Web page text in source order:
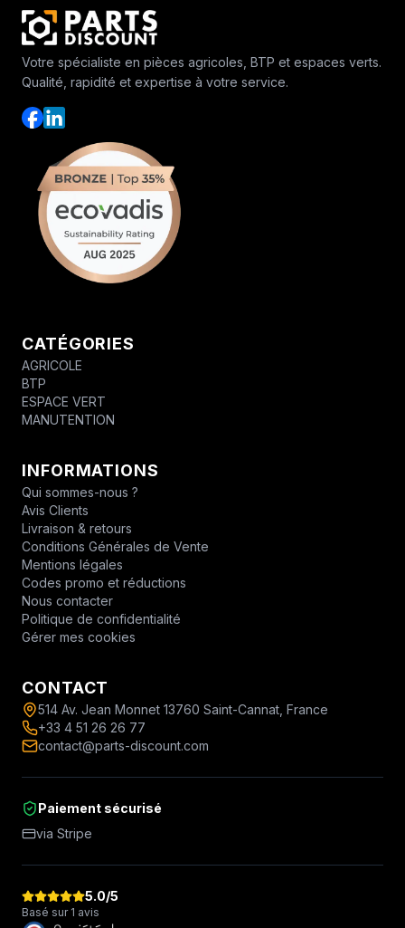
Votre spécialiste en pièces agricoles, BTP et espaces verts.
Qualité, rapidité et expertise à votre service.
CATÉGORIES
AGRICOLE
BTP
ESPACE VERT
MANUTENTION
INFORMATIONS
Qui sommes-nous ?
Avis Clients
Livraison & retours
Conditions Générales de Vente
Mentions légales
Codes promo et réductions
Nous contacter
Politique de confidentialité
Gérer mes cookies
CONTACT
514 Av. Jean Monnet 13760 Saint-Cannat, France
+33 4 51 26 26 77
contact@parts-discount.com
Paiement sécurisé
via Stripe
5.0/5
Basé sur 1 avis